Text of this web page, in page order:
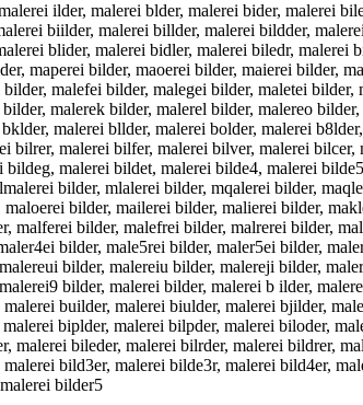
ilder, malerei blder, malerei bider, malerei
biilder, malerei billder, malerei bildder,
blider, malerei bidler, malerei biledr, malerei
maperei bilder, maoerei bilder, maierei bilder,
malefei bilder, malegei bilder, maletei
malerek bilder, malerel bilder, malereo
malerei bllder, malerei bolder, malerei
malerei bilfer, malerei bilver, malerei
malerei bildet, malerei bilde4, malerei
bilder, mlalerei bilder, mqalerei bilder,
bilder, mailerei bilder, malierei bilder,
bilder, malefrei bilder, malrerei bilder,
bilder, male5rei bilder, maler5ei bilder,
bilder, malereiu bilder, malereji bilder,
bilder, malerei bilder, malerei b ilder,
builder, malerei biulder, malerei bjilder,
biplder, malerei bilpder, malerei biloder,
bileder, malerei bilrder, malerei bildrer,
bild3er, malerei bilde3r, malerei bild4er,
bilder5